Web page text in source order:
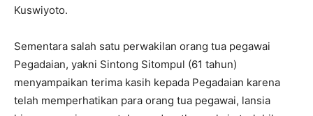
Kuswiyoto.
Sementara salah satu perwakilan orang tua pegawai
Pegadaian, yakni Sintong Sitompul (61 tahun)
menyampaikan terima kasih kepada Pegadaian karena
telah memperhatikan para orang tua pegawai, lansia